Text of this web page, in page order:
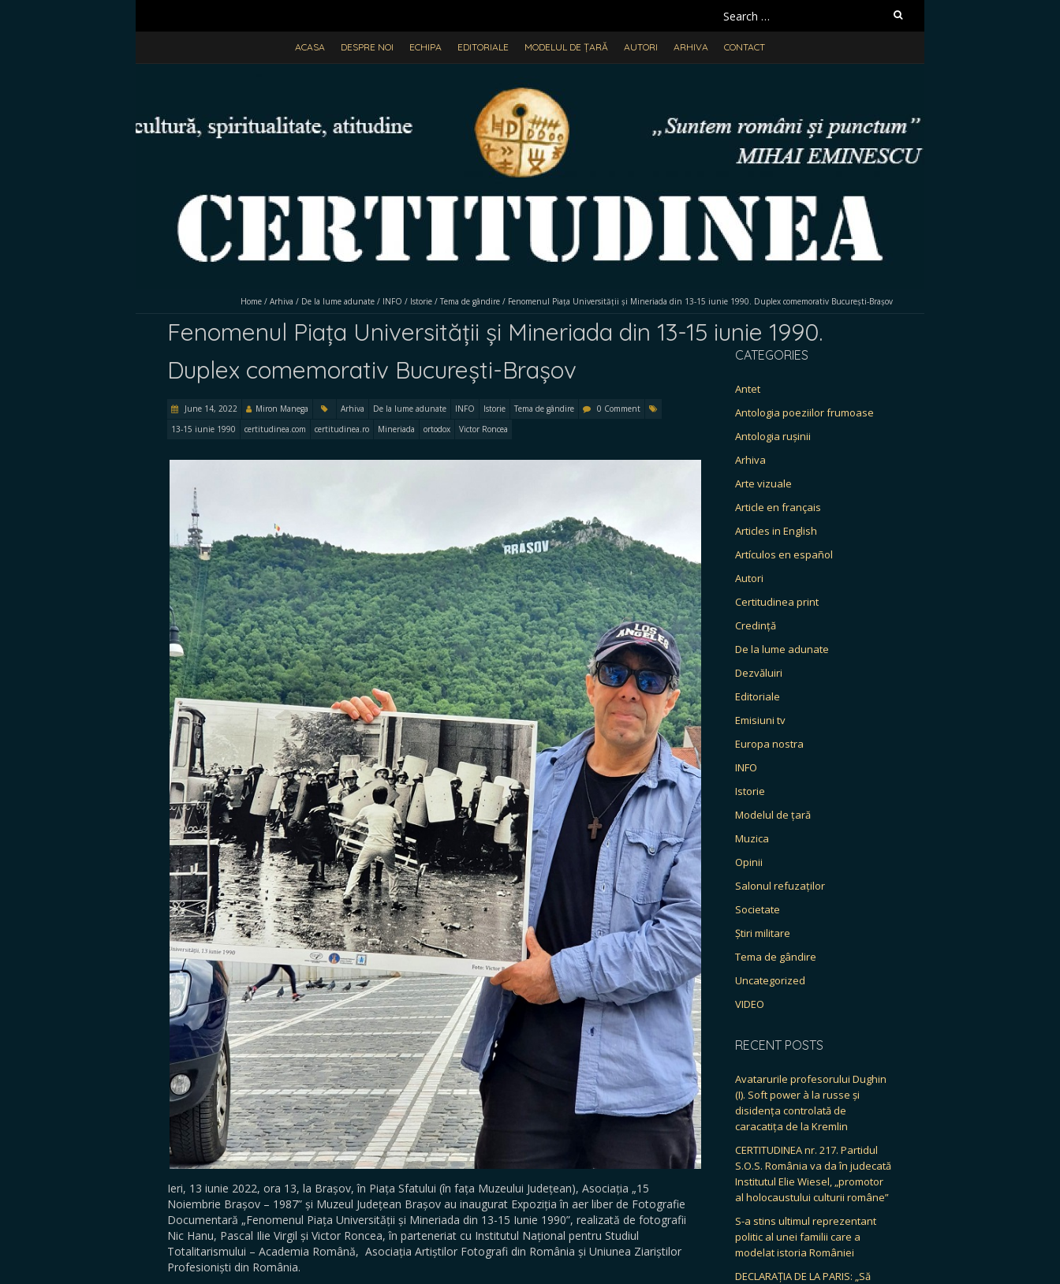
Search
for:
ACASA DESPRE NOI ECHIPA EDITORIALE MODELUL DE ȚARĂ AUTORI ARHIVA CONTACT
Home / Arhiva / De la lume adunate / INFO / Istorie / Tema de gândire / Fenomenul Piața Universității și Mineriada din 13-15 iunie 1990. Duplex comemorativ București-Brașov
Fenomenul Piața Universității și Mineriada din 13-15 iunie 1990.
Duplex comemorativ București-Brașov
June 14, 2022 Miron Manega Arhiva De la lume adunate INFO Istorie Tema de gândire
0 Comment
13-15 iunie 1990
certitudinea.com certitudinea.ro Mineriada ortodox Victor Roncea
Ieri, 13 iunie 2022, ora 13, la Brașov, în Piața Sfatului (în fața Muzeului Județean), Asociația „15
Noiembrie Brașov – 1987” și Muzeul Județean Brașov au inaugurat Expoziția în aer liber de Fotografie
Documentară „Fenomenul Piața Universității și Mineriada din 13-15 Iunie 1990”, realizată de fotografii
Nic Hanu, Pascal Ilie Virgil și Victor Roncea, în parteneriat cu Institutul Național pentru Studiul
Totalitarismului – Academia Română, Asociația Artiștilor Fotografi din România și Uniunea Ziariștilor
Profesioniști din România.
CATEGORIES
Antet
Antologia poeziilor frumoase
Antologia rușinii
Arhiva
Arte vizuale
Article en français
Articles in English
Artículos en español
Autori
Certitudinea print
Credință
De la lume adunate
Dezvăluiri
Editoriale
Emisiuni tv
Europa nostra
INFO
Istorie
Modelul de țară
Muzica
Opinii
Salonul refuzaților
Societate
Știri militare
Tema de gândire
Uncategorized
VIDEO
RECENT POSTS
Avatarurile profesorului Dughin
(I). Soft power à la russe și
disidența controlată de
caracatița de la Kremlin
CERTITUDINEA nr. 217. Partidul
S.O.S. România va da în judecată
Institutul Elie Wiesel, „promotor
al holocaustului culturii române”
S-a stins ultimul reprezentant
politic al unei familii care a
modelat istoria României
DECLARAȚIA DE LA PARIS: „Să